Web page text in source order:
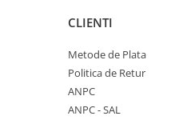
CLIENTI
Metode de Plata
Politica de Retur
ANPC
ANPC - SAL